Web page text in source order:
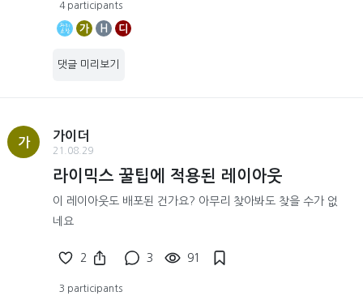
4 participants
가 H 디
댓글 미리보기
가
가이더
21.08.29
라이믹스 꿀팁에 적용된 레이아웃
이 레이아웃도 배포된 건가요? 아무리 찾아봐도 찾을 수가 없
네요
2 3 91
3 participants